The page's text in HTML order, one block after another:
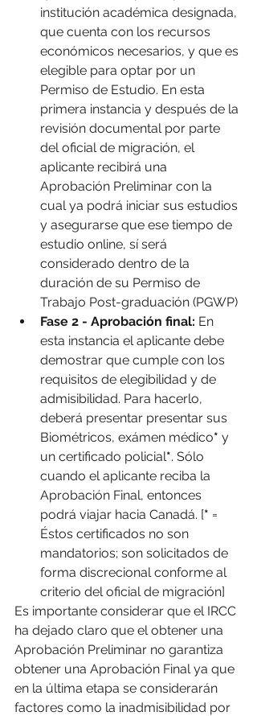
institución académica designada,
que cuenta con los recursos
económicos necesarios, y que es
elegible para optar por un
Permiso de Estudio. En esta
primera instancia y después de la
revisión documental por parte
del oficial de migración, el
aplicante recibirá una
Aprobación Preliminar con la
cual ya podrá iniciar sus estudios
y asegurarse que ese tiempo de
estudio online, sí será
considerado dentro de la
duración de su Permiso de
Trabajo Post-graduación (PGWP)
Fase 2 - Aprobación final: En
esta instancia el aplicante debe
demostrar que cumple con los
requisitos de elegibilidad y de
admisibilidad. Para hacerlo,
deberá presentar presentar sus
Biométricos, exámen médico* y
un certificado policial*. Sólo
cuando el aplicante reciba la
Aprobación Final, entonces
podrá viajar hacia Canadá. [* =
Éstos certificados no son
mandatorios; son solicitados de
forma discrecional conforme al
criterio del oficial de migración]
Es importante considerar que el IRCC
ha dejado claro que el obtener una
Aprobación Preliminar no garantiza
obtener una Aprobación Final ya que
en la última etapa se considerarán
factores como la inadmisibilidad por